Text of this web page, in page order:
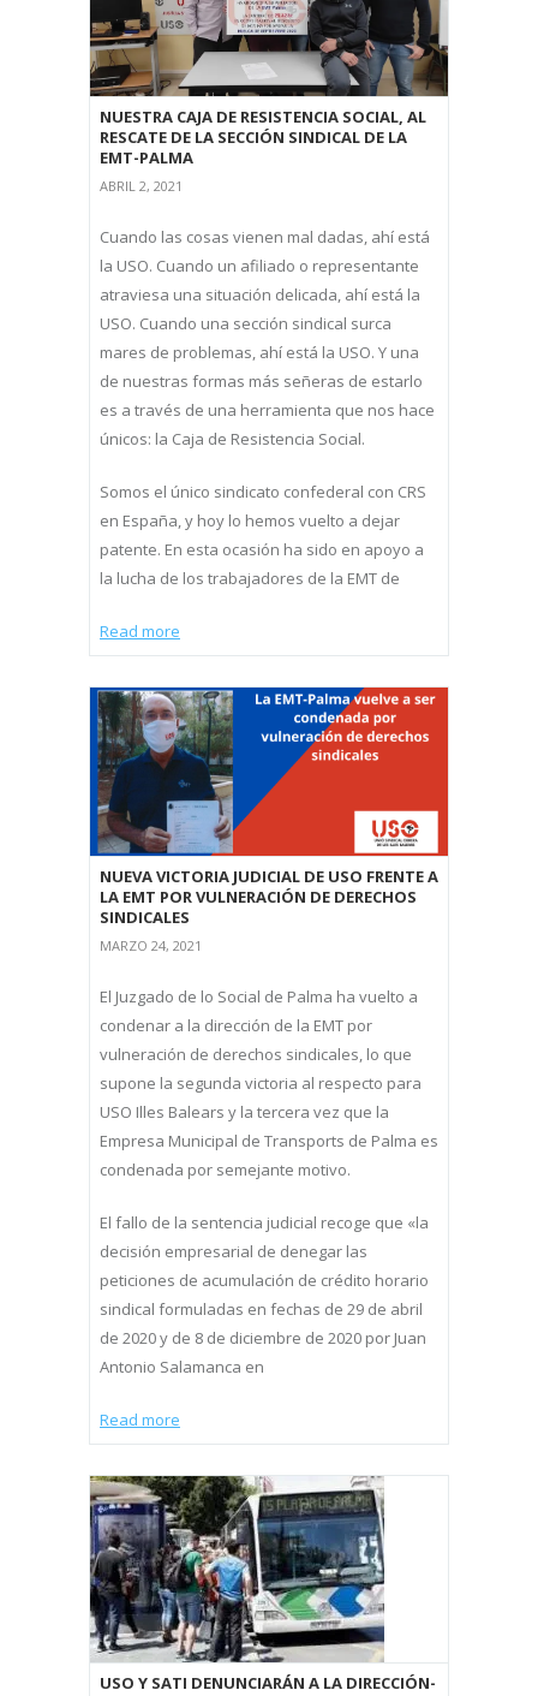
NUESTRA CAJA DE RESISTENCIA SOCIAL, AL
RESCATE DE LA SECCIÓN SINDICAL DE LA
EMT-PALMA
ABRIL 2, 2021
Cuando las cosas vienen mal dadas, ahí está
la USO. Cuando un afiliado o representante
atraviesa una situación delicada, ahí está la
USO. Cuando una sección sindical surca
mares de problemas, ahí está la USO. Y una
de nuestras formas más señeras de estarlo
es a través de una herramienta que nos hace
únicos: la Caja de Resistencia Social.
Somos el único sindicato confederal con CRS
en España, y hoy lo hemos vuelto a dejar
patente. En esta ocasión ha sido en apoyo a
la lucha de los trabajadores de la EMT de
Read more
NUEVA VICTORIA JUDICIAL DE USO FRENTE A
LA EMT POR VULNERACIÓN DE DERECHOS
SINDICALES
MARZO 24, 2021
El Juzgado de lo Social de Palma ha vuelto a
condenar a la dirección de la EMT por
vulneración de derechos sindicales, lo que
supone la segunda victoria al respecto para
USO Illes Balears y la tercera vez que la
Empresa Municipal de Transports de Palma es
condenada por semejante motivo.
El fallo de la sentencia judicial recoge que «la
decisión empresarial de denegar las
peticiones de acumulación de crédito horario
sindical formuladas en fechas de 29 de abril
de 2020 y de 8 de diciembre de 2020 por Juan
Antonio Salamanca en
Read more
USO Y SATI DENUNCIARÁN A LA DIRECCIÓN-